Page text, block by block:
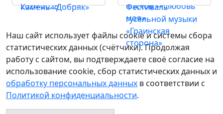
2024-2025
«Псков — любовь
моя»
Камень «Добряк»
Фестиваль
гусельной музыки
«Граинская
сторона»
Наш сайт использует файлы cookie и системы сбора
статистических данных (счётчики). Продолжая
работу с сайтом, вы подтверждаете своё согласие на
использование cookie, сбор статистических данных и
обработку персональных данных в соответствии с
Политикой конфиденциальности.